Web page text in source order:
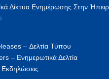
Δίκτυα Ενημέρωσης Στην
– Δελτία Τύπου
– Ενημερωτικά Δελτία